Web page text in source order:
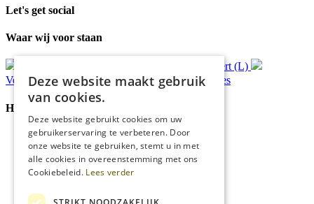
Let's get social
Waar wij voor staan
Ophalen in Echt of Weert (L)
Verzondenbinnen 48 uur* Persoonlijkadvies
Handige Links
Home
Klantenservice
Over ons
Blog
Cookies
Deze website maakt gebruik
van cookies.
Deze website gebruikt cookies om uw
gebruikerservaring te verbeteren. Door
onze website te gebruiken, stemt u in met
alle cookies in overeenstemming met ons
Cookiebeleid. Lees verder